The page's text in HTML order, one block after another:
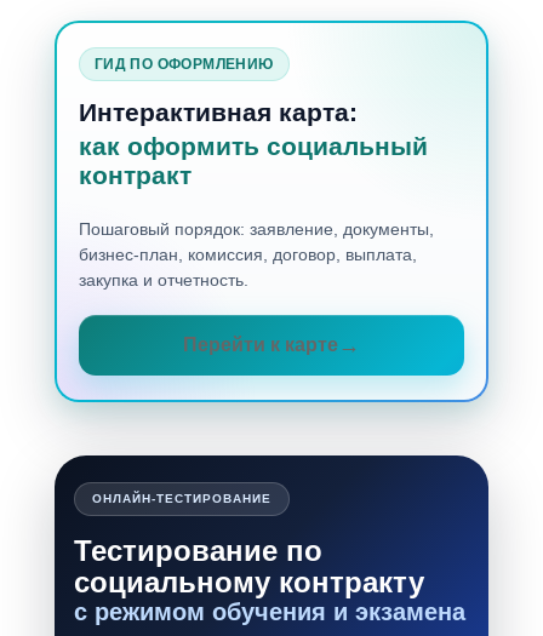
ГИД ПО ОФОРМЛЕНИЮ
Интерактивная карта:
как оформить социальный
контракт
Пошаговый порядок: заявление, документы,
бизнес-план, комиссия, договор, выплата,
закупка и отчетность.
Перейти к карте
ОНЛАЙН-ТЕСТИРОВАНИЕ
Тестирование по
социальному контракту
с режимом обучения и экзамена